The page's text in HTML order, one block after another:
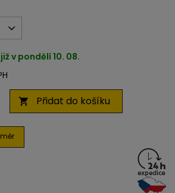
v pondělí 10. 08.
 Přidat do košíku